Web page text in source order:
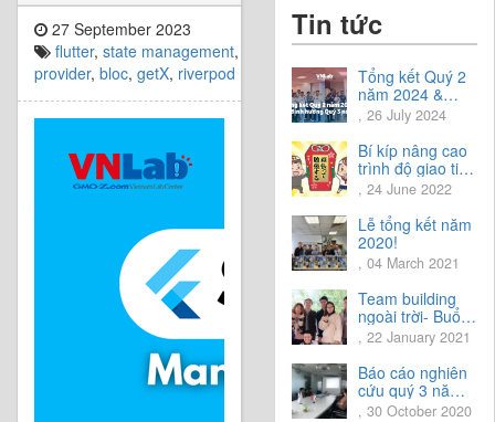
27 September 2023
flutter, state management,
provider, bloc, getX, riverpod
Tin tức
Tổng kết Quý 2
năm 2024 &
Chia sẻ định
hướng Quý 3
năm 2024
, 26 July 2024
Bí kíp nâng cao
trình độ giao tiếp
tiếng Nhật.
, 24 June 2022
Lễ tổng kết năm
2020!
, 04 March 2021
Team building
ngoài trời- Buổi
trải nghiệm tuyệt
vời.
, 22 January 2021
Báo cáo nghiên
cứu quý 3 năm
2020
, 30 October 2020